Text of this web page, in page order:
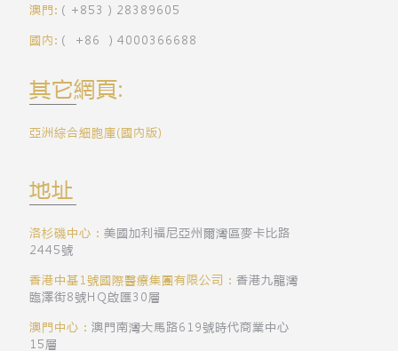
澳門: （+853）28389605
國內: （ +86 ）4000366688
其它網頁:
亞洲綜合細胞庫(國內版)
地址
洛杉磯中心： 美國加利福尼亞州爾灣區麥卡比路
2445號
香港中基1號國際醫療集團有限公司： 香港九龍灣
臨澤街8號HQ啟匯30層
澳門中心： 澳門南灣大馬路619號時代商業中心
15層